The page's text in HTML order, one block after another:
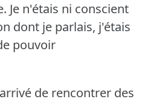
Je n'étais ni conscient
dont je parlais, j'étais
pouvoir
de rencontrer des